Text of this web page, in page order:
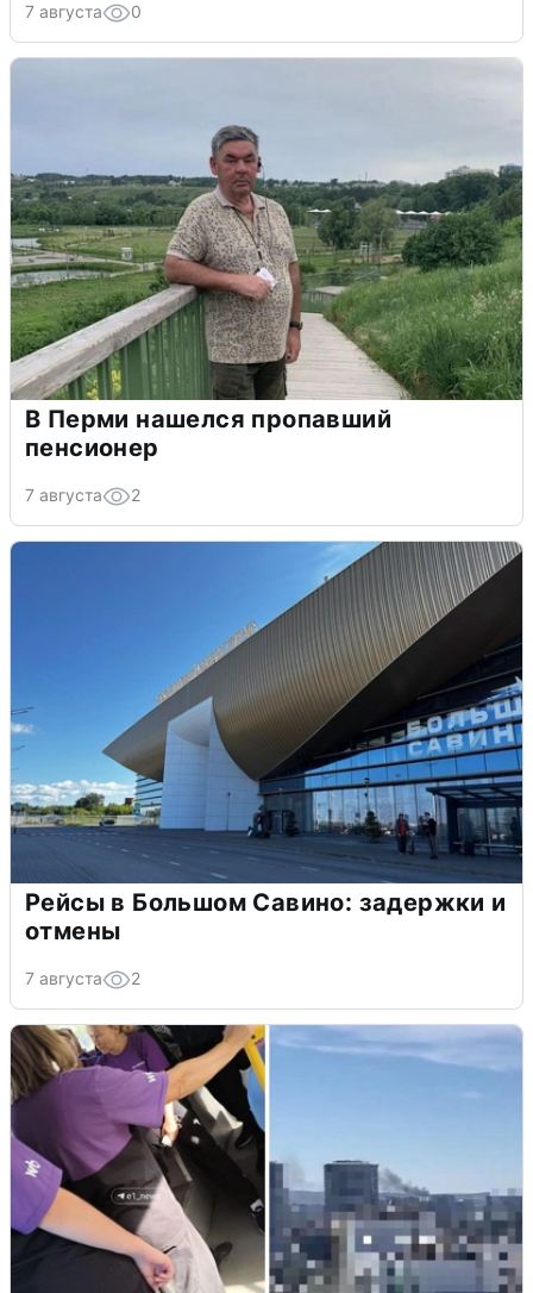
7 августа 0
В Перми нашелся пропавший
пенсионер
7 августа 2
Рейсы в Большом Савино: задержки и
отмены
7 августа 2